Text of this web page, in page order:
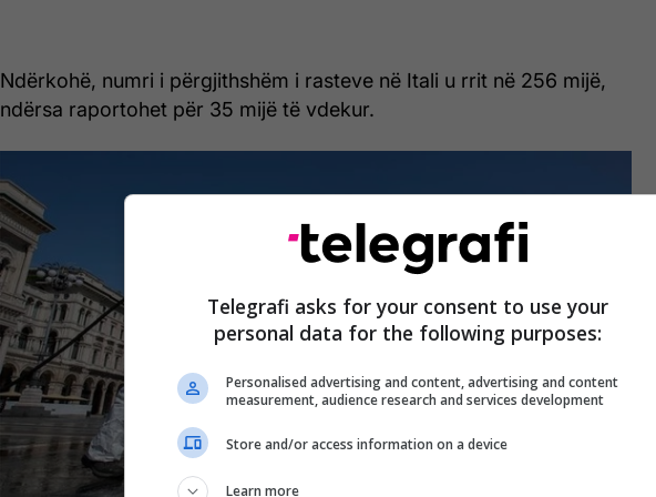
Ndërkohë, numri i përgjithshëm i rasteve në Itali u rrit në 256 mijë,
ndërsa raportohet për 35 mijë të vdekur.
Telegrafi asks for your consent to use your
personal data for the following purposes:
Personalised advertising and content, advertising and content
measurement, audience research and services development
Store and/or access information on a device
Learn more